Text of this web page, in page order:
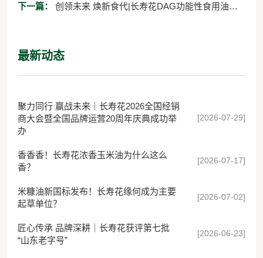
进长沙 长寿花食品再展品牌卓越风采
下一篇：
最新动态
聚力同行 赢战未来｜长寿花2026全国经销
商大会暨全国品牌运营20周年庆典成功举
办
[2026-07-29]
香香香！长寿花浓香玉米油为什么这么
香？
[2026-07-17]
米糠油新国标发布！长寿花缘何成为主要
起草单位？
[2026-07-02]
匠心传承 品牌深耕｜长寿花获评第七批
“山东老字号”
[2026-06-23]